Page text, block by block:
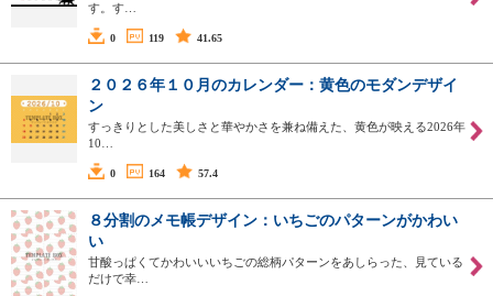
す。す…
0 119 41.65
２０２６年１０月のカレンダー：黄色のモダンデザイ
ン
すっきりとした美しさと華やかさを兼ね備えた、黄色が映える2026年
10…
0 164 57.4
８分割のメモ帳デザイン：いちごのパターンがかわい
い
甘酸っぱくてかわいいいちごの総柄パターンをあしらった、見ている
だけで幸…